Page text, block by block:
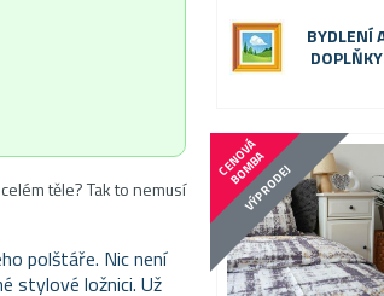
těle? Tak to nemusí
polštáře. Nic není
stylové ložnici. Už
BYDLENÍ
DOPLŇKY
C
E
N
O
V
Á
B
O
M
B
A
VÝPRODEJ